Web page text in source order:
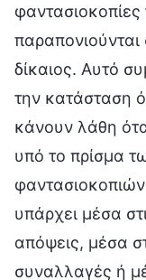
δίκαιος. Αυτό
την κατάσταση
κάνουν λάθη
υπό το πρίσμα
υπάρχει μέσα
απόψεις, μέσα
συναλλαγές ή